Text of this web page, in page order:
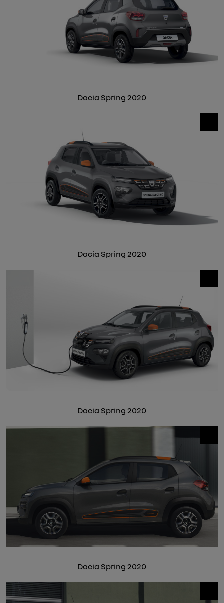
Dacia Spring 2020
Dacia Spring 2020
Dacia Spring 2020
Dacia Spring 2020